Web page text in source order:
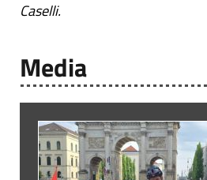
Caselli.
Media